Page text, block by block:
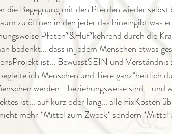
die Begegnung mit den Pferden wieder
zu öffnen in den jeder das hineingibt was
Pfoten*&Huf*kehrend durch die
bedenkt... dass in jedem Menschen etwas
ist... BewusstSEIN und
ich Menschen und Tiere ganz*heitlich
werden... beziehungsweise sind...
ist... auf kurz oder lang... alle FixKosten
mehr *Mittel zum Zweck* sondern